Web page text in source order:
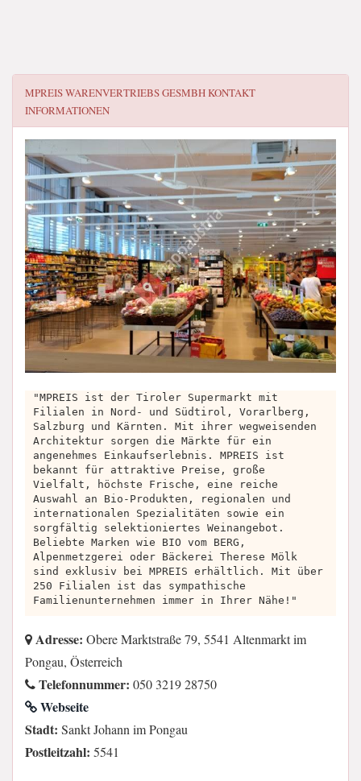
MPREIS WARENVERTRIEBS GESMBHKONTAKT
INFORMATIONEN
"MPREIS ist der Tiroler Supermarkt mit
Filialen in Nord- und Südtirol, Vorarlberg,
Salzburg und Kärnten. Mit ihrer wegweisenden
Architektur sorgen die Märkte für ein
angenehmes Einkaufserlebnis. MPREIS ist
bekannt für attraktive Preise, große
Vielfalt, höchste Frische, eine reiche
Auswahl an Bio-Produkten, regionalen und
internationalen Spezialitäten sowie ein
sorgfältig selektioniertes Weinangebot.
Beliebte Marken wie BIO vom BERG,
Alpenmetzgerei oder Bäckerei Therese Mölk
sind exklusiv bei MPREIS erhältlich. Mit über
250 Filialen ist das sympathische
Familienunternehmen immer in Ihrer Nähe!"
Adresse: Obere Marktstraße 79, 5541 Altenmarkt im
Pongau, Österreich
Telefonnummer: 050 3219 28750
Webseite
Stadt: Sankt Johann im Pongau
Postleitzahl: 5541